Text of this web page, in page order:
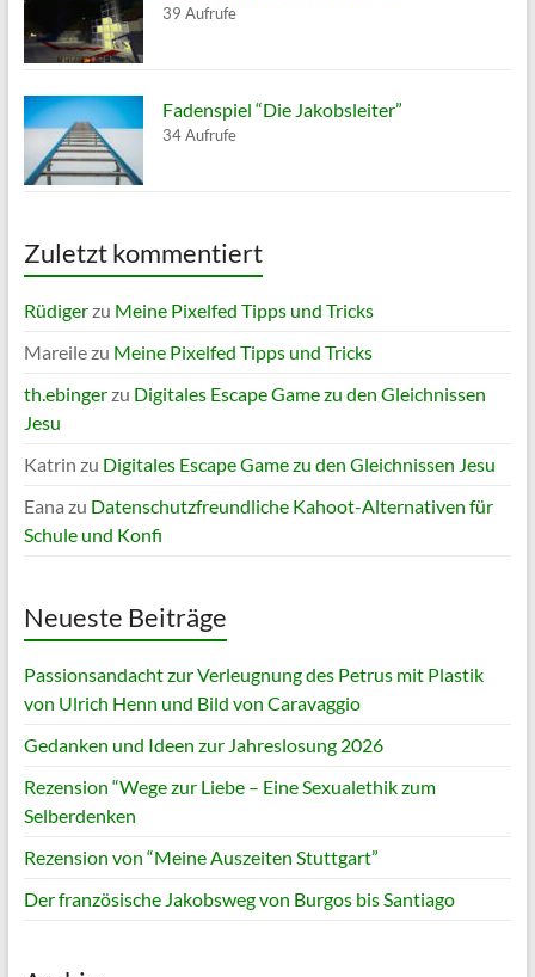
39 Aufrufe
Fadenspiel “Die Jakobsleiter”
34 Aufrufe
Zuletzt kommentiert
Rüdigerzu Meine Pixelfed Tipps und Tricks
Mareilezu Meine Pixelfed Tipps und Tricks
th.ebingerzu Digitales Escape Game zu den Gleichnissen
Jesu
Katrin zu Digitales Escape Game zu den Gleichnissen Jesu
Eana zu Datenschutzfreundliche Kahoot-Alternativen für
Schule und Konfi
Neueste Beiträge
Passionsandacht zur Verleugnung des Petrus mit Plastik
von Ulrich Henn und Bild von Caravaggio
Gedanken und Ideen zur Jahreslosung 2026
Rezension “Wege zur Liebe – Eine Sexualethik zum
Selberdenken
Rezension von “Meine Auszeiten Stuttgart”
Der französische Jakobsweg von Burgos bis Santiago